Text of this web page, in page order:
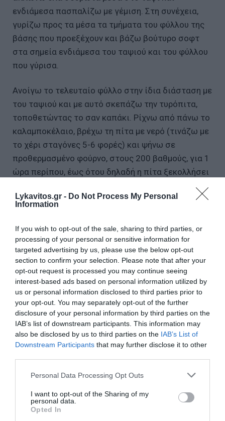
Lykavitos.gr - Do Not Process My Personal
Information
If you wish to opt-out of the sale, sharing to third parties, or
processing of your personal or sensitive information for
targeted advertising by us, please use the below opt-out
section to confirm your selection. Please note that after your
opt-out request is processed you may continue seeing
interest-based ads based on personal information utilized by
us or personal information disclosed to third parties prior to
your opt-out. You may separately opt-out of the further
disclosure of your personal information by third parties on the
IAB’s list of downstream participants. This information may
also be disclosed by us to third parties on the IAB’s List of
Downstream Participants that may further disclose it to other
Please note that this website/app uses one or more Google
not limited to your visit or usage behaviour. You may click to
grant or deny consent to Google and its third-party tags to
use your data for below specified purposes in below Google
Personal Data Processing Opt Outs
I want to opt-out of the Sharing of my
personal data.
Opted In
ενδιάμεσα πασπαλίζω με γέμιση. Στη συνέχεια,
γυρίζω προς τα μέσα τα τμήματα του φύλλου της
βάσης που προεξέχουν και βάζω βούτυρο σοφτ
στα σημεία ενδιάμεσα του ταψιού και του φύλλου
που γύρισα.
Ανοίγω το τελευταίο φύλλο στην ίδια διάσταση με
του ταψιού και με αυτό σκεπάζω την τυρόπιτα,
τοποθετώντας το σαν καπάκι. Ρίχνω από πάνω το
καλαμποκέλαιο, βρέχω τη πίτα με νερό (τινάζω με
το χέρι σταγόνες 5-6 φορές) και ψήνω σε
προθερμασμένο φούρνο, στους 200 βαθμούς, για 1
ώρα περίπου, έως ότου δηλαδή η πίτα ξεκολλήσει
Εορτολόγιο: Ποιοι γιορτάζουν σήμερα
Μπακαλιάρος ογκρατέν
Ακολουθήστε το Lykavitos.gr
στο Google News
και μάθετε πρώτοι όλες τις
ειδήσεις
Ροή ειδήσεων
Συρία: Πώς ένα ξεχασμένο σημειωματάριο οδήγησε στα
ίχνη αρχικατασκόπου του Άσαντ